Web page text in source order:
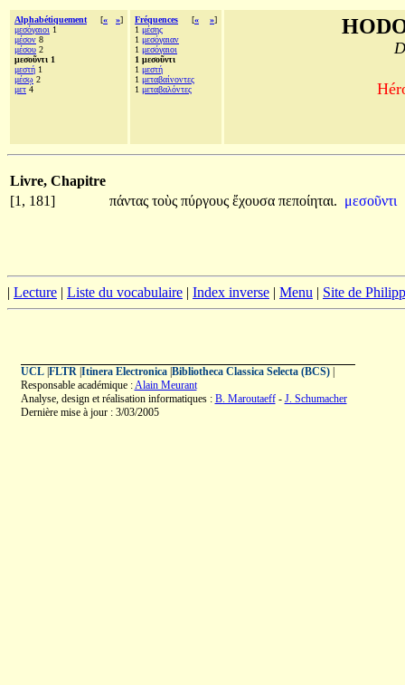
Alphabétiquement [« »]
μεσόγαιοι 1
μέσον 8
μέσου 2
μεσοῦντι 1
μεστή 1
μέσῳ 2
μετ 4
Fréquences [« »]
1 μέσης
1 μεσόγαιαν
1 μεσόγαιοι
1 μεσοῦντι
1 μεστή
1 μεταβαίνοντες
1 μεταβαλόντες
Livre, Chapitre
[1, 181]
πάντας τοὺς πύργους ἔχουσα πεποίηται. μεσοῦντι
| Lecture | Liste du vocabulaire | Index inverse | Menu | Site de
UCL| FLTR| Itinera Electronica| Bibliotheca Classica Selecta (BCS)|
Responsable académique :Alain Meurant
Analyse, design et réalisation informatiques : B. Maroutaeff- J. Schumacher
Dernière mise à jour : 3/03/2005